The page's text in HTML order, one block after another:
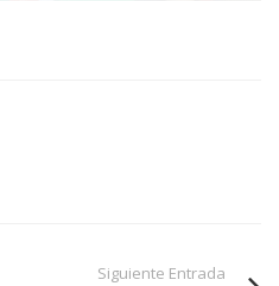
Siguiente Entrada